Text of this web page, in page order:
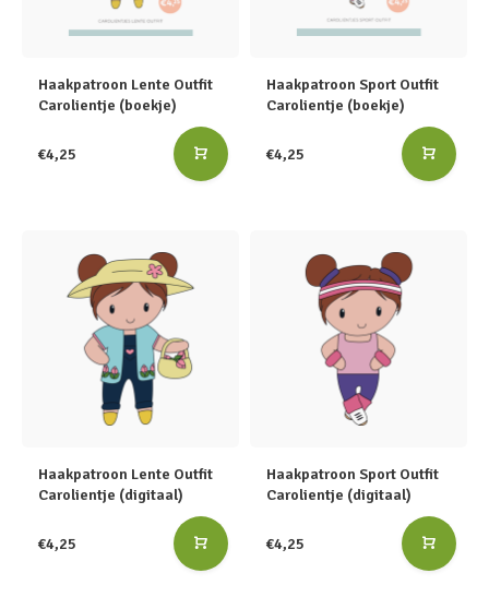
Haakpatroon Lente Outfit
Carolientje (boekje)
€4,25
Haakpatroon Sport Outfit
Carolientje (boekje)
€4,25
Haakpatroon Lente Outfit
Carolientje (digitaal)
€4,25
Haakpatroon Sport Outfit
Carolientje (digitaal)
€4,25